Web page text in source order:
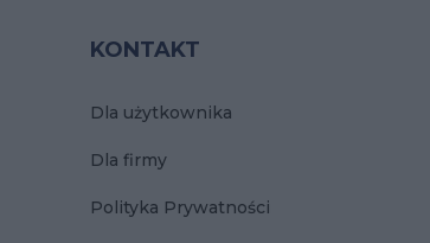
KONTAKT
Dla użytkownika
Dla firmy
Polityka Prywatności